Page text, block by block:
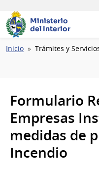
Ministerio
del Interior
Ruta
Inicio Trámites y
Formulario
Empresas
medidas de
Incendio